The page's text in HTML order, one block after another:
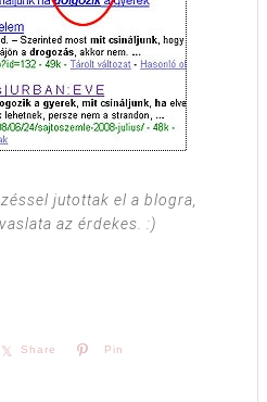
jutottak el a blogra,
az érdekes. :)
Share Pin